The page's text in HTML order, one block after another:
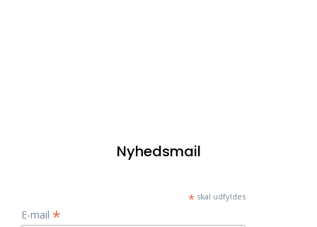
Nyhedsmail
*skal udfyldes
E-mail *